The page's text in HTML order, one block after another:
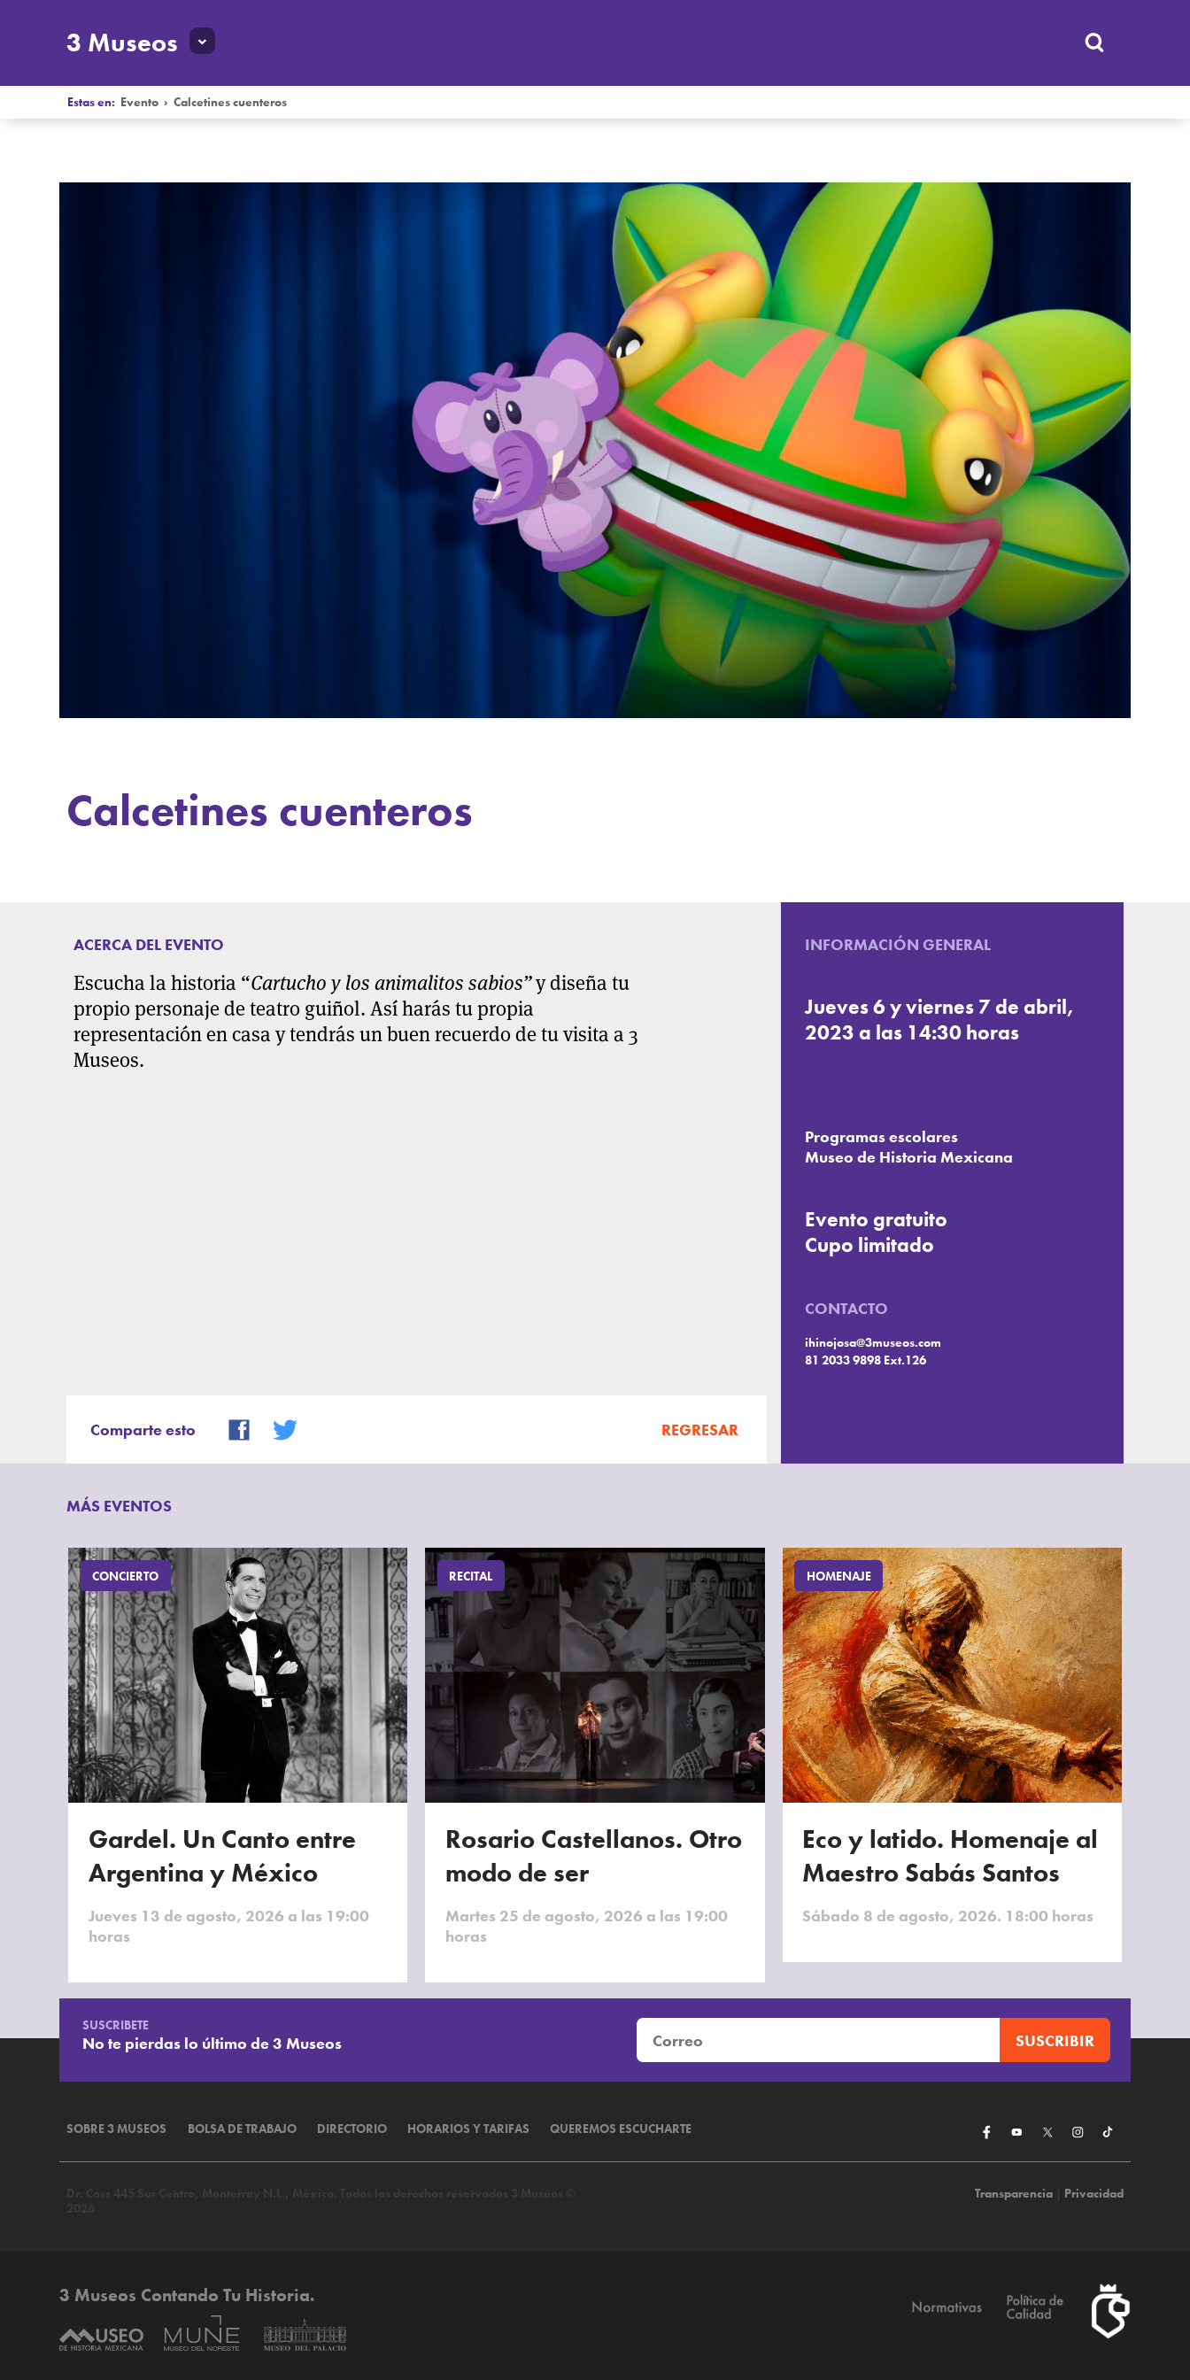
3 Museos
Estas en: Evento › Calcetines cuenteros
Calcetines cuenteros
ACERCA DEL EVENTO
Escucha la historia “Cartucho y los animalitos sabios”y diseña tu
propio personaje de teatro guiñol. Así harás tu propia
representación en casa y tendrás un buen recuerdo de tu visita a 3
Museos.
Comparte esto REGRESAR
INFORMACIÓN GENERAL
Jueves 6 y viernes 7 de abril,
2023 a las 14:30 horas
Programas escolares
Museo de Historia Mexicana
Evento gratuito
Cupo limitado
CONTACTO
ihinojosa@3museos.com
81 2033 9898 Ext.126
MÁS EVENTOS
CONCIERTO
Gardel. Un Canto entre
Argentina y México
Jueves 13 de agosto, 2026 a las 19:00
horas
RECITAL
Rosario Castellanos. Otro
modo de ser
Martes 25 de agosto, 2026 a las 19:00
horas
HOMENAJE
Eco y latido. Homenaje al
Maestro Sabás Santos
Sábado 8 de agosto, 2026. 18:00 horas
SUSCRIBETE
No te pierdas lo último de 3 Museos
SOBRE 3 MUSEOS BOLSA DE TRABAJO DIRECTORIO HORARIOS Y TARIFAS QUEREMOS ESCUCHARTE
Transparencia| Privacidad
3 Museos Contando Tu Historia.